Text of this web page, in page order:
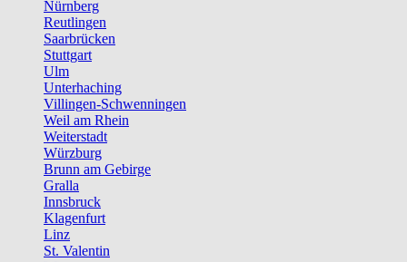
Nürnberg
Reutlingen
Saarbrücken
Stuttgart
Ulm
Unterhaching
Villingen-Schwenningen
Weil am Rhein
Weiterstadt
Würzburg
Brunn am Gebirge
Gralla
Innsbruck
Klagenfurt
Linz
St. Valentin